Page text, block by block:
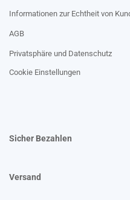
Informationen zur Echtheit von
AGB
Privatsphäre und Datenschutz
Cookie Einstellungen
Sicher Bezahlen
Versand